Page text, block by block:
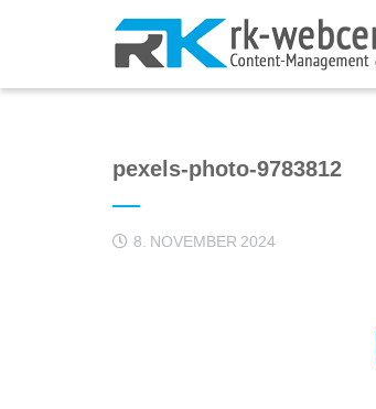
pexels-photo-9783812
8. NOVEMBER 2024